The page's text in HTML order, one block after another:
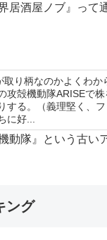
居酒屋ノブ』って
り柄なのかよくわか
攻殻機動隊ARISEで
する。（義理堅く、
に好...
動隊』という古い
ング